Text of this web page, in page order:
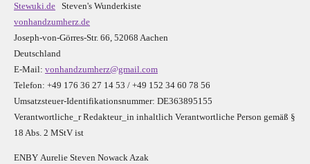
Stewuki.de Steven's Wunderkiste
vonhandzumherz.de
Joseph-von-Görres-Str. 66, 52068 Aachen
Deutschland
E-Mail: vonhandzumherz@gmail.com
Telefon: +49 176 36 27 14 53 / +49 152 34 60 78 56
Umsatzsteuer-Identifikationsnummer: DE363895155
Verantwortliche_r Redakteur_in inhaltlich Verantwortliche Person gemäß §
18 Abs. 2 MStV ist
ENBY Aurelie Steven Nowack Azak